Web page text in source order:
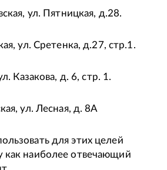
ул. Пятницкая, д.28.
ул. Сретенка, д.27, стр.1.
Казакова, д. 6, стр. 1.
ул. Лесная, д. 8А
для этих целей
как наиболее отвечающий